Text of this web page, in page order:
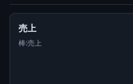
売上
棒:売上